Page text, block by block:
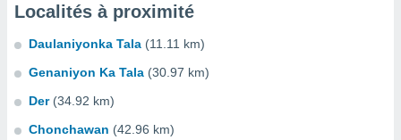
Localités à proximité
Daulaniyonka Tala (11.11 km)
Genaniyon Ka Tala (30.97 km)
Der (34.92 km)
Chonchawan (42.96 km)